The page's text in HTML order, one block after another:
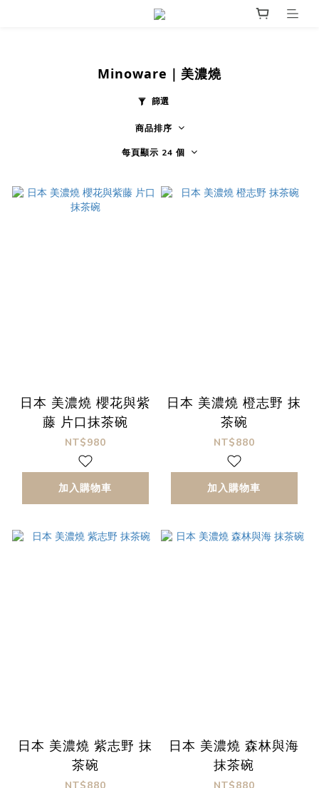
Minoware｜美濃燒
篩選
商品排序
每頁顯示 24 個
日本 美濃燒 櫻花與紫
藤 片口抹茶碗
NT$980
加入購物車
日本 美濃燒 橙志野 抹
茶碗
NT$880
加入購物車
日本 美濃燒 紫志野 抹
茶碗
日本 美濃燒 森林與海
抹茶碗